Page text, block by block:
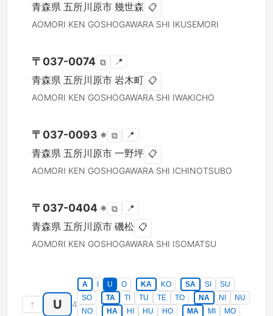
青森県 五所川原市 幾世森 📋
AOMORI KEN GOSHOGAWARA SHI IKUSEMORI
〒 037-0074 ⧉ 📍
青森県 五所川原市 岩木町 📋
AOMORI KEN GOSHOGAWARA SHI IWAKICHO
〒 037-0093 ※ ⧉ 📍
青森県 五所川原市 一野坪 📋
AOMORI KEN GOSHOGAWARA SHI ICHINOTSUBO
〒 037-0404 ※ ⧉ 📍
青森県 五所川原市 磯松 📋
AOMORI KEN GOSHOGAWARA SHI ISOMATSU
↑ U 4
A U O KA KO SA SI
SU
SO
TA TI TU TE TO NA NI
NU
NO
HA HI HU HO MA MI
MO